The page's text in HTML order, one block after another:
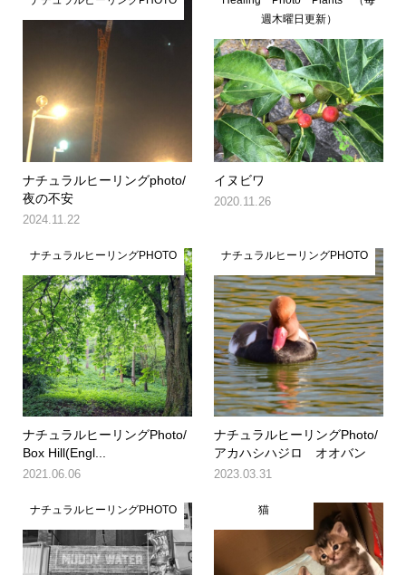
ナチュラルヒーリングphoto/
夜の不安
2024.11.22
週木曜日更新）
イヌビワ
2020.11.26
ナチュラルヒーリングPHOTO
ナチュラルヒーリングPhoto/
Box Hill(Engl...
2021.06.06
ナチュラルヒーリングPHOTO
ナチュラルヒーリングPhoto/
アカハシハジロ オオバン
2023.03.31
ナチュラルヒーリングPHOTO 猫